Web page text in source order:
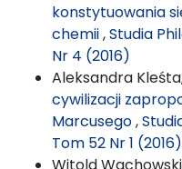
konstytuowania
chemii,Studia
Nr 4 (2016)
Aleksandra
cywilizacji
Marcusego,
Tom 52 Nr 1 (2016)